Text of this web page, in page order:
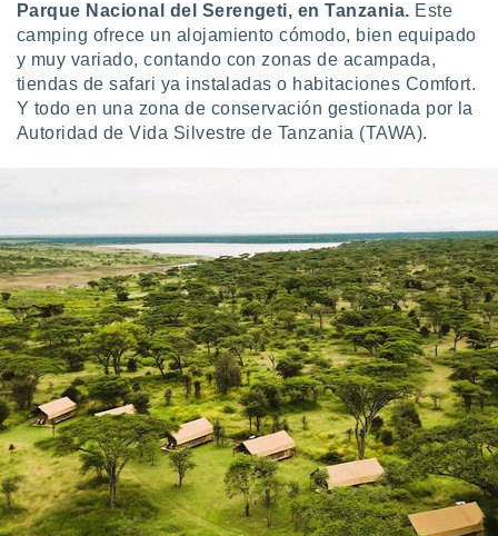
Parque Nacional del Serengeti, en Tanzania. Este
camping ofrece un alojamiento cómodo, bien equipado
y muy variado, contando con zonas de acampada,
tiendas de safari ya instaladas o habitaciones Comfort.
Y todo en una zona de conservación gestionada por la
Autoridad de Vida Silvestre de Tanzania (TAWA).